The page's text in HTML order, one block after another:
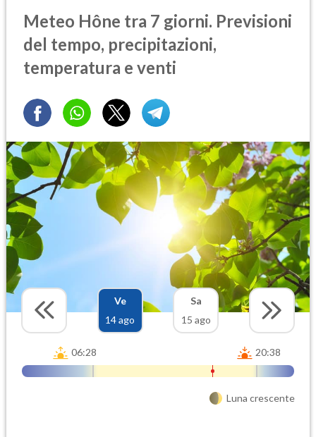
Meteo Hône tra 7 giorni. Previsioni
del tempo, precipitazioni,
temperatura e venti
Ve
14 ago
Sa
15 ago
06:28 20:38
Luna crescente